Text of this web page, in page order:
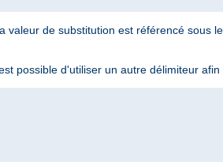
de substitution est référencé sous
possible d'utiliser un autre délimiteur